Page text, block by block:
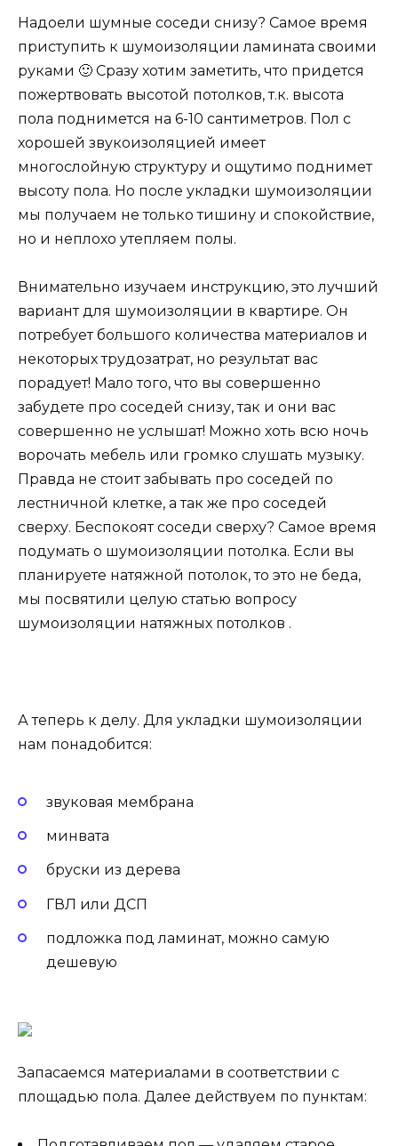
Надоели шумные соседи снизу? Самое время
приступить к шумоизоляции ламината своими
руками 🙂 Сразу хотим заметить, что придется
пожертвовать высотой потолков, т.к. высота
пола поднимется на 6-10 сантиметров. Пол с
хорошей звукоизоляцией имеет
многослойную структуру и ощутимо поднимет
высоту пола. Но после укладки шумоизоляции
мы получаем не только тишину и спокойствие,
но и неплохо утепляем полы.
Внимательно изучаем инструкцию, это лучший
вариант для шумоизоляции в квартире. Он
потребует большого количества материалов и
некоторых трудозатрат, но результат вас
порадует! Мало того, что вы совершенно
забудете про соседей снизу, так и они вас
совершенно не услышат! Можно хоть всю ночь
ворочать мебель или громко слушать музыку.
Правда не стоит забывать про соседей по
лестничной клетке, а так же про соседей
сверху. Беспокоят соседи сверху? Самое время
подумать о шумоизоляции потолка. Если вы
планируете натяжной потолок, то это не беда,
мы посвятили целую статью вопросу
шумоизоляции натяжных потолков .
А теперь к делу. Для укладки шумоизоляции
нам понадобится:
звуковая мембрана
минвата
бруски из дерева
ГВЛ или ДСП
подложка под ламинат, можно самую
дешевую
Запасаемся материалами в соответствии с
площадью пола. Далее действуем по пунктам: